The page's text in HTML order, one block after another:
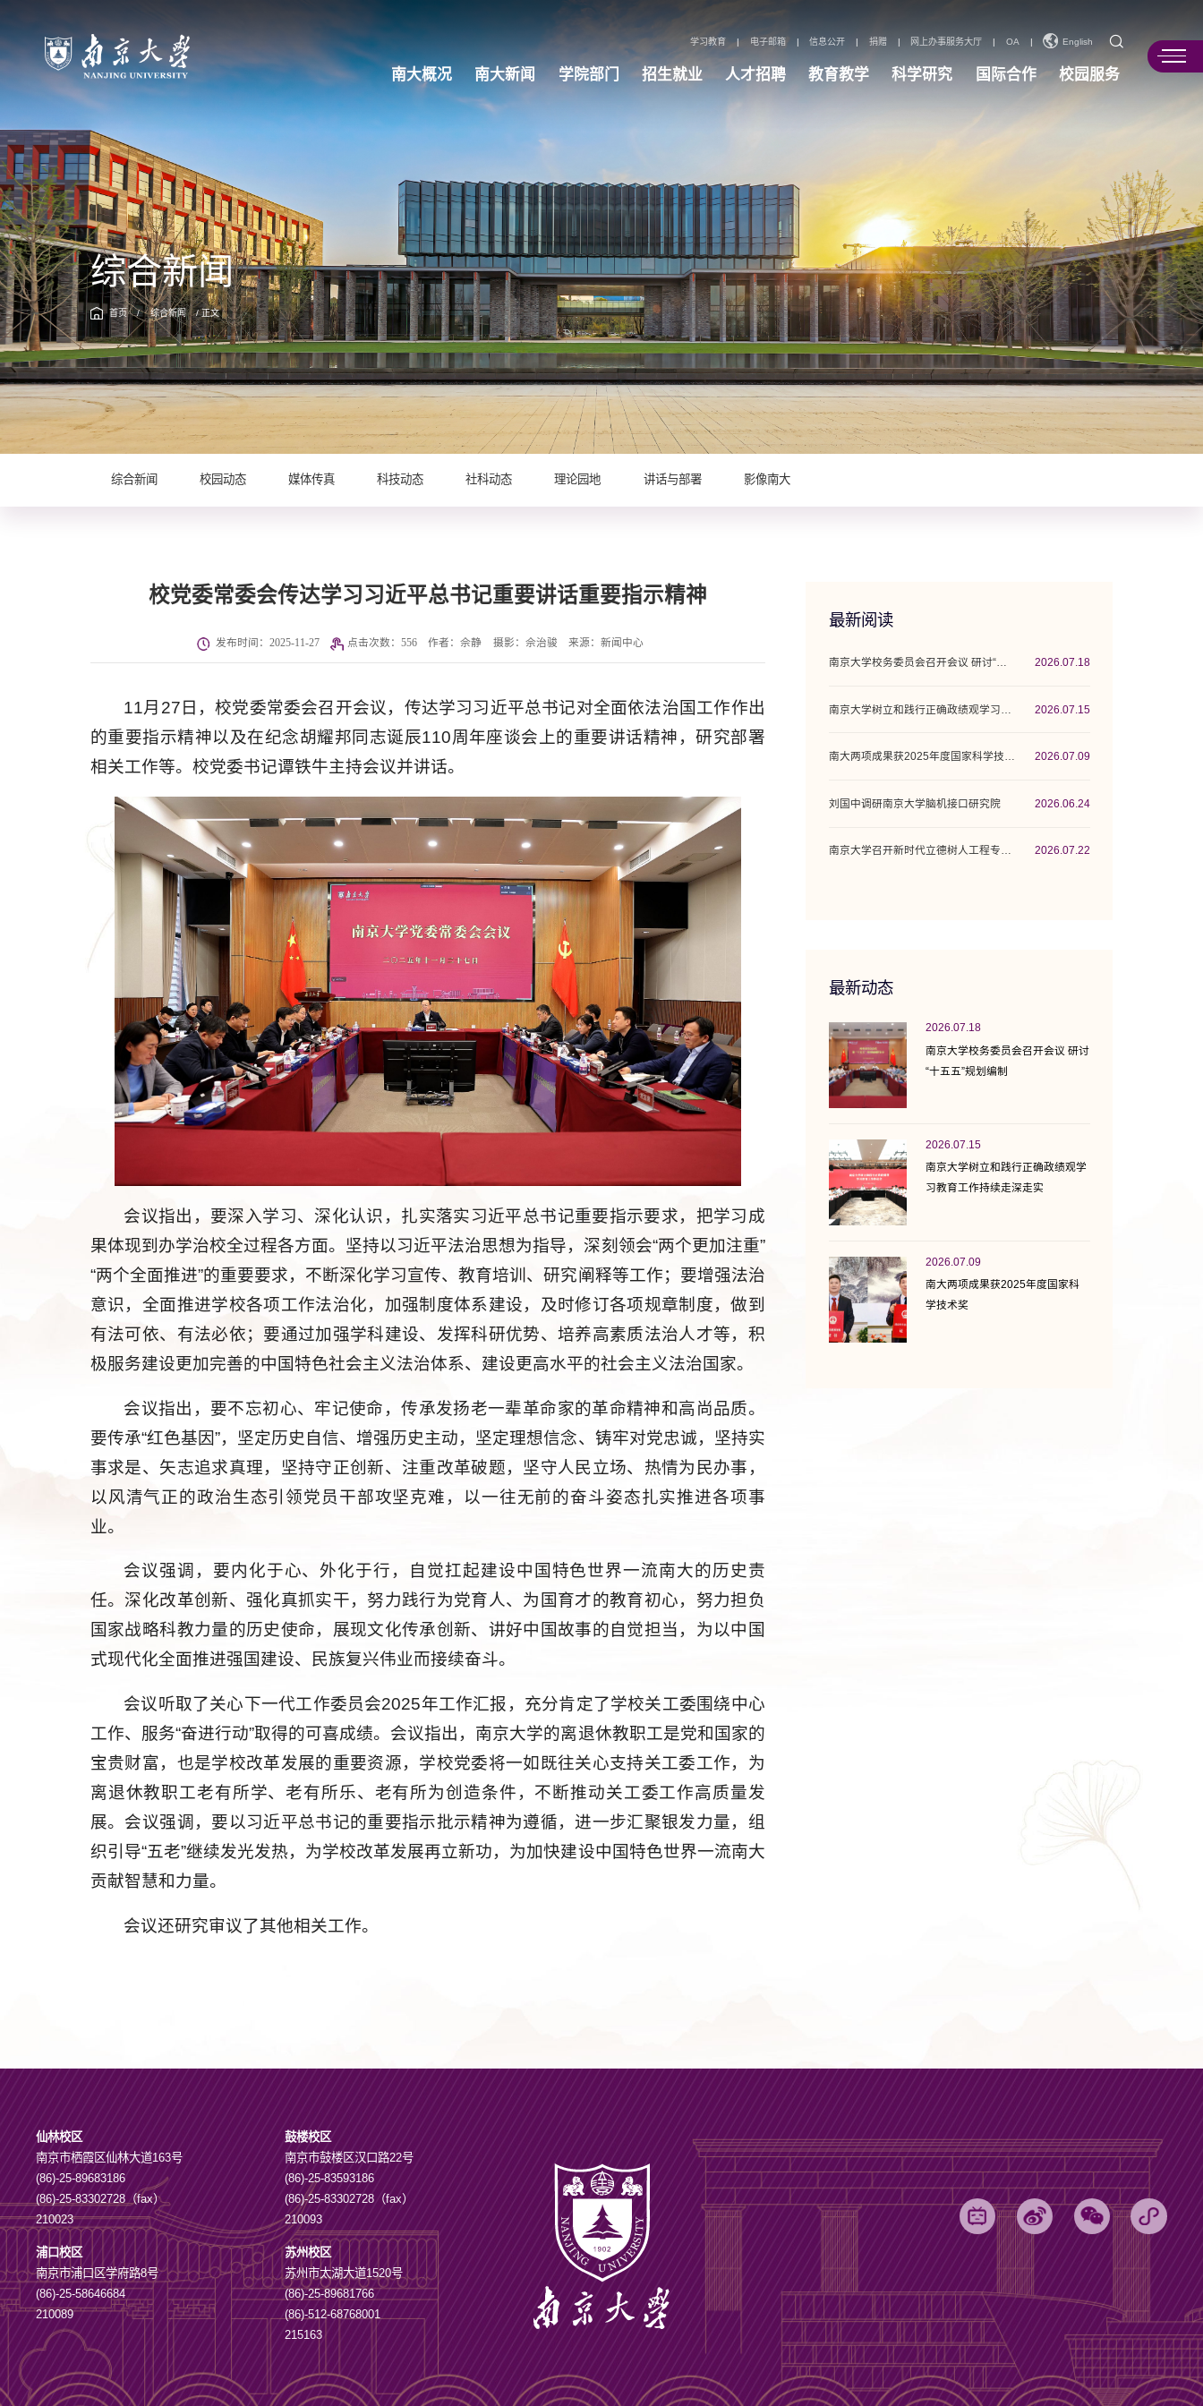
学习教育 | 电子邮箱 | 信息公开 | 捐赠 | 网上办事服务大厅 | OA | English
南大概况 南大新闻 学院部门 招生就业 人才招聘 教育教学 科学研究 国际合作 校园服务
综合新闻
首页 / 综合新闻 / 正文
综合新闻 校园动态 媒体传真 科技动态 社科动态 理论园地 讲话与部署 影像南大
校党委常委会传达学习习近平总书记重要讲话重要指示精神
发布时间：2025-11-27 点击次数： 556 作者：佘静 摄影：佘治骏 来源：新闻中心
11月27日，校党委常委会召开会议，传达学习习近平总书记对全面依法治国工作作出
的重要指示精神以及在纪念胡耀邦同志诞辰110周年座谈会上的重要讲话精神，研究部署
相关工作等。校党委书记谭铁牛主持会议并讲话。
会议指出，要深入学习、深化认识，扎实落实习近平总书记重要指示要求，把学习成
果体现到办学治校全过程各方面。坚持以习近平法治思想为指导，深刻领会“两个更加注重”
“两个全面推进”的重要要求，不断深化学习宣传、教育培训、研究阐释等工作；要增强法治
意识，全面推进学校各项工作法治化，加强制度体系建设，及时修订各项规章制度，做到
有法可依、有法必依；要通过加强学科建设、发挥科研优势、培养高素质法治人才等，积
极服务建设更加完善的中国特色社会主义法治体系、建设更高水平的社会主义法治国家。
会议指出，要不忘初心、牢记使命，传承发扬老一辈革命家的革命精神和高尚品质。
要传承“红色基因”，坚定历史自信、增强历史主动，坚定理想信念、铸牢对党忠诚，坚持实
事求是、矢志追求真理，坚持守正创新、注重改革破题，坚守人民立场、热情为民办事，
以风清气正的政治生态引领党员干部攻坚克难，以一往无前的奋斗姿态扎实推进各项事
业。
会议强调，要内化于心、外化于行，自觉扛起建设中国特色世界一流南大的历史责
任。深化改革创新、强化真抓实干，努力践行为党育人、为国育才的教育初心，努力担负
国家战略科教力量的历史使命，展现文化传承创新、讲好中国故事的自觉担当，为以中国
式现代化全面推进强国建设、民族复兴伟业而接续奋斗。
会议听取了关心下一代工作委员会2025年工作汇报，充分肯定了学校关工委围绕中心
工作、服务“奋进行动”取得的可喜成绩。会议指出，南京大学的离退休教职工是党和国家的
宝贵财富，也是学校改革发展的重要资源，学校党委将一如既往关心支持关工委工作，为
离退休教职工老有所学、老有所乐、老有所为创造条件，不断推动关工委工作高质量发
展。会议强调，要以习近平总书记的重要指示批示精神为遵循，进一步汇聚银发力量，组
织引导“五老”继续发光发热，为学校改革发展再立新功，为加快建设中国特色世界一流南大
贡献智慧和力量。
会议还研究审议了其他相关工作。
最新阅读
南京大学校务委员会召开会议 研讨“十五五”... 2026.07.18
2026.07.15
2026.07.09
刘国中调研南京大学脑机接口研究院 2026.06.24
2026.07.22
最新动态
2026.07.18
南京大学校务委员会召开会议 研讨
“十五五”规划编制
2026.07.15
南京大学树立和践行正确政绩观学
习教育工作持续走深走实
2026.07.09
南大两项成果获2025年度国家科
学技术奖
仙林校区
南京市栖霞区仙林大道163号
(86)-25-89683186
(86)-25-83302728（fax）
210023
鼓楼校区
南京市鼓楼区汉口路22号
(86)-25-83593186
(86)-25-83302728（fax）
210093
浦口校区
南京市浦口区学府路8号
(86)-25-58646684
210089
苏州校区
苏州市太湖大道1520号
(86)-25-89681766
(86)-512-68768001
215163